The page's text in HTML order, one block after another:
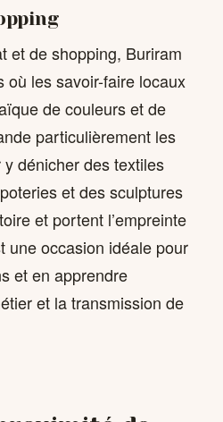
et de shopping, Buriram
où les savoir-faire locaux
de couleurs et de
particulièrement les
dénicher des textiles
et des sculptures
et portent l’empreinte
une occasion idéale pour
et en apprendre
et la transmission de